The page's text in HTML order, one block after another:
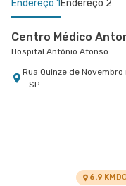
Endereço 1 Endereço 2
Centro Médico
Hospital Antônio Afonso
Rua Quinze de
- SP
Rua Carlos Maria
Aquarius, Sao Jose Dos
6.9 KM